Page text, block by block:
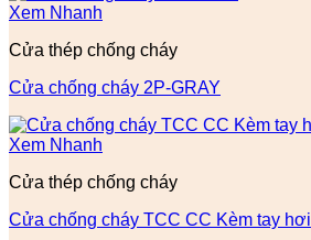
Xem Nhanh
Cửa thép chống cháy
Cửa chống cháy 2P-GRAY
Xem Nhanh
Cửa thép chống cháy
Cửa chống cháy TCC CC Kèm tay hơi